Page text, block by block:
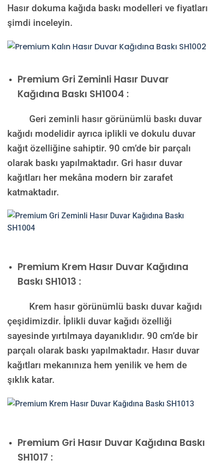
Hasır dokuma kağıda baskı modelleri ve fiyatları
şimdi inceleyin.
Premium Gri Zeminli Hasır Duvar
Kağıdına Baskı SH1004 :
Geri zeminli hasır görünümlü baskı duvar
kağıdı modelidir ayrıca iplikli ve dokulu duvar
kağıt özelliğine sahiptir. 90 cm’de bir parçalı
olarak baskı yapılmaktadır. Gri hasır duvar
kağıtları her mekâna modern bir zarafet
katmaktadır.
Premium Krem Hasır Duvar Kağıdına
Baskı SH1013 :
Krem hasır görünümlü baskı duvar kağıdı
çeşidimizdir. İplikli duvar kağıdı özelliği
sayesinde yırtılmaya dayanıklıdır. 90 cm’de bir
parçalı olarak baskı yapılmaktadır. Hasır duvar
kağıtları mekanınıza hem yenilik ve hem de
şıklık katar.
Premium Gri Hasır Duvar Kağıdına Baskı
SH1017 :